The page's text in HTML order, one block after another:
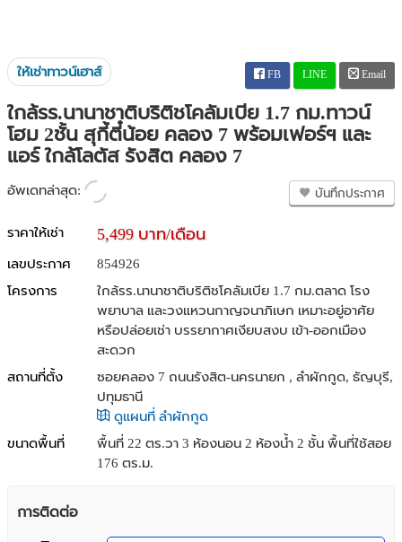
ให้เช่าทาวน์เฮาส์ FB LINE Email
ใกล้รร.นานาชาติบริติชโคลัมเบีย 1.7 กม.ทาวน์
โฮม 2ชั้น สุกี้ตี๋น้อย คลอง 7 พร้อมเฟอร์ฯ และ
แอร์ ใกล้โลตัส รังสิต คลอง 7
อัพเดทล่าสุด: บันทึกประกาศ
ราคาให้เช่า 5,499 บาท/เดือน
เลขประกาศ
854926
โครงการ
ใกล้รร.นานาชาติบริติชโคลัมเบีย 1.7 กม.ตลาด โรง
พยาบาล และวงแหวนกาญจนาภิเษก เหมาะอยู่อาศัย
หรือปล่อยเช่า บรรยากาศเงียบสงบ เข้า-ออกเมือง
สะดวก
สถานที่ตั้ง
ซอยคลอง 7 ถนนรังสิต-นครนายก , ลำผักกูด, ธัญบุรี,
ปทุมธานี
ดูแผนที่ ลำผักกูด
ขนาดพื้นที่
พื้นที่ 22 ตร.วา 3 ห้องนอน 2 ห้องน้ำ 2 ชั้น พื้นที่ใช้สอย
176 ตร.ม.
การติดต่อ